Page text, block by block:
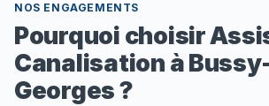
NOS ENGAGEMENTS
Pourquoi choisir
Canalisation à
Georges ?